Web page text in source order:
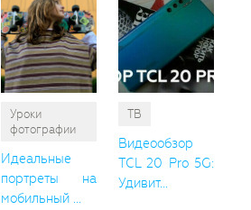
Уроки
фотографии
Идеальные
портреты на
мобильный ...
ТВ
Видеообзор
TCL 20 Pro 5G:
Удивит...